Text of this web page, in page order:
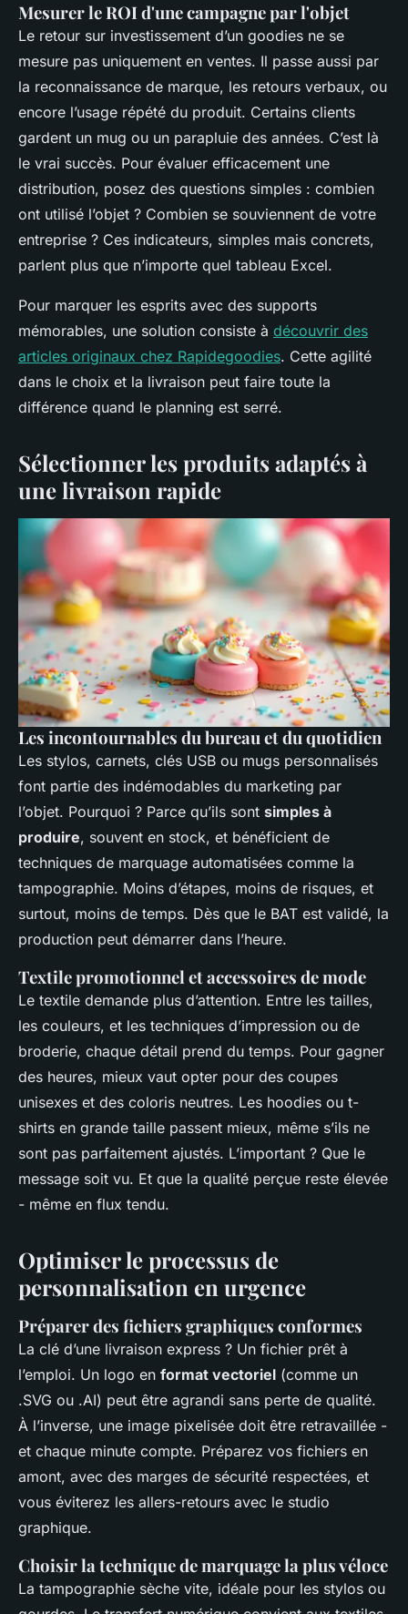
Mesurer le ROI d'une campagne par l'objet
Le retour sur investissement d’un goodies ne se
mesure pas uniquement en ventes. Il passe aussi par
la reconnaissance de marque, les retours verbaux, ou
encore l’usage répété du produit. Certains clients
gardent un mug ou un parapluie des années. C’est là
le vrai succès. Pour évaluer efficacement une
distribution, posez des questions simples : combien
ont utilisé l’objet ? Combien se souviennent de votre
entreprise ? Ces indicateurs, simples mais concrets,
parlent plus que n’importe quel tableau Excel.
Pour marquer les esprits avec des supports
mémorables, une solution consiste à découvrir des
articles originaux chez Rapidegoodies. Cette agilité
dans le choix et la livraison peut faire toute la
différence quand le planning est serré.
Sélectionner les produits adaptés à
une livraison rapide
Les incontournables du bureau et du quotidien
Les stylos, carnets, clés USB ou mugs personnalisés
font partie des indémodables du marketing par
l’objet. Pourquoi ? Parce qu’ils sont simples à
produire, souvent en stock, et bénéficient de
techniques de marquage automatisées comme la
tampographie. Moins d’étapes, moins de risques, et
surtout, moins de temps. Dès que le BAT est validé, la
production peut démarrer dans l’heure.
Textile promotionnel et accessoires de mode
Le textile demande plus d’attention. Entre les tailles,
les couleurs, et les techniques d’impression ou de
broderie, chaque détail prend du temps. Pour gagner
des heures, mieux vaut opter pour des coupes
unisexes et des coloris neutres. Les hoodies ou t-
shirts en grande taille passent mieux, même s’ils ne
sont pas parfaitement ajustés. L’important ? Que le
message soit vu. Et que la qualité perçue reste élevée
- même en flux tendu.
Optimiser le processus de
personnalisation en urgence
Préparer des fichiers graphiques conformes
La clé d’une livraison express ? Un fichier prêt à
l’emploi. Un logo en format vectoriel (comme un
.SVG ou .AI) peut être agrandi sans perte de qualité.
À l’inverse, une image pixelisée doit être retravaillée -
et chaque minute compte. Préparez vos fichiers en
amont, avec des marges de sécurité respectées, et
vous éviterez les allers-retours avec le studio
graphique.
Choisir la technique de marquage la plus véloce
La tampographie sèche vite, idéale pour les stylos ou